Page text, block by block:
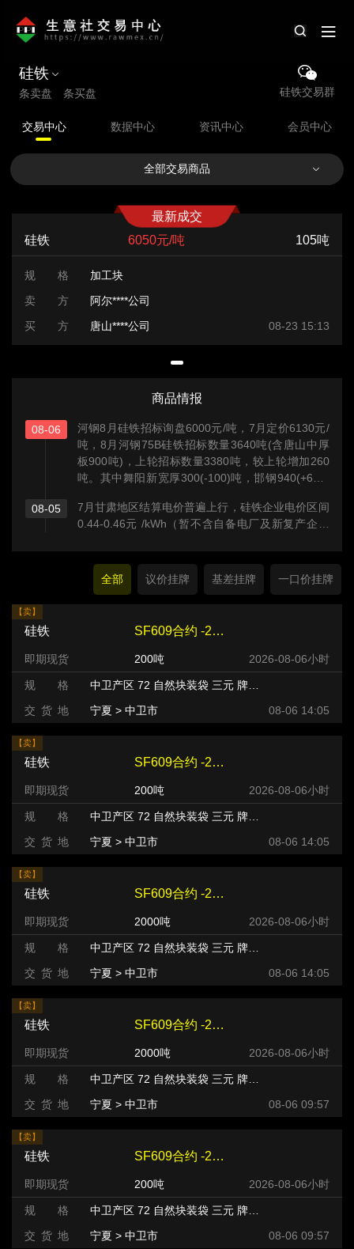
硅铁
条卖盘 条买盘 硅铁交易群
交易中心 数据中心 资讯中心 会员中心
全部交易商品
最新成交
硅铁
6050元/吨 105吨
规 格
加工块
卖 方
阿尔****公司
买 方
唐山****公司 08-23 15:13
商品情报
08-06
河钢8月硅铁招标询盘6000元/吨，7月定价6130元/
吨，8月河钢75B硅铁招标数量3640吨(含唐山中厚
板900吨)，上轮招标数量3380吨，较上轮增加260
吨。其中舞阳新宽厚300(-100)吨，邯钢940(+600)
宣高科400(-)吨，唐山中厚板900(-)吨。
08-05
7月甘肃地区结算电价普遍上行，硅铁企业电价区间
0.44-0.46元 /kWh（暂不含自备电厂及新复产企业
全部
议价挂牌 基差挂牌 一口价挂牌
【卖】
硅铁 SF609合约 -220 元/吨
即期现货 200吨 2026-08-06小时
规 格
中卫产区 72 自然块装袋 三元 牌号:FeSi75~B粒度等级/mm
交 货 地
宁夏 > 中卫市 08-06 14:05
【卖】
硅铁 SF609合约 -220 元/吨
即期现货 200吨 2026-08-06小时
规 格
中卫产区 72 自然块装袋 三元 牌号:FeSi75~B粒度等级/mm
交 货 地
宁夏 > 中卫市 08-06 14:05
【卖】
硅铁 SF609合约 -240 元/吨
即期现货 2000吨 2026-08-06小时
规 格
中卫产区 72 自然块装袋 三元 牌号:FeSi75~B粒度等级/mm
交 货 地
宁夏 > 中卫市 08-06 14:05
【卖】
硅铁 SF609合约 -240 元/吨
即期现货 2000吨 2026-08-06小时
规 格
中卫产区 72 自然块装袋 三元 牌号:FeSi75~B粒度等级/mm
交 货 地
宁夏 > 中卫市 08-06 09:57
【卖】
硅铁 SF609合约 -220 元/吨
即期现货 200吨 2026-08-06小时
规 格
中卫产区 72 自然块装袋 三元 牌号:FeSi75~B粒度等级/mm
交 货 地
宁夏 > 中卫市 08-06 09:57